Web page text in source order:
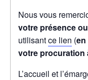
Nous vous
votre présence
utilisantce lien (en
votre procuration
L’accueil et